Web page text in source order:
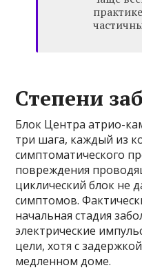
Степени
Блок Центра атрио-
три шага, каждый из
симптоматического
повреждения
циклический блок не
симптомов.
начальная стадия
электрические
цели, хотя с
медленном доме.